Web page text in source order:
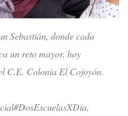
Sebastián, donde cada
un reto mayor, hoy
C.E. Colonia El Cojoyón.